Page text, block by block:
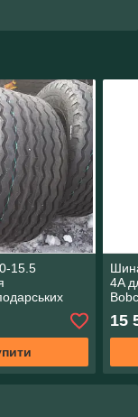
15.5
4A
15